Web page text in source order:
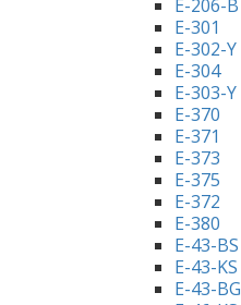
E-206-B
E-301
E-302-Y
E-304
E-303-Y
E-370
E-371
E-373
E-375
E-372
E-380
E-43-BS
E-43-KS
E-43-BG